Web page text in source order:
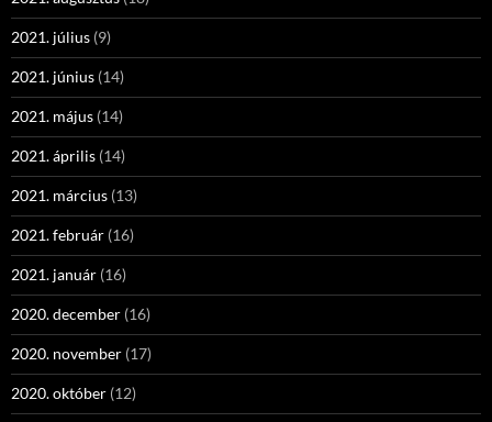
2021. július (9)
2021. június (14)
2021. május (14)
2021. április (14)
2021. március (13)
2021. február (16)
2021. január (16)
2020. december (16)
2020. november (17)
2020. október (12)